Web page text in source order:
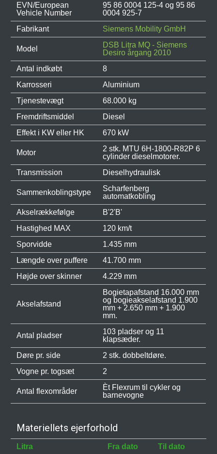
EVN/European
Vehicle Number
95 86 0004 125-4 og 95 86
0004 925-7
Fabrikant
Siemens Mobility GmbH
Model
DSB Litra MQ - Siemens
Desiro årgang 2010
Antal indkøbt
8
Karrosseri
Aluminium
Tjenestevægt
68.000 kg
Fremdriftsmiddel
Diesel
Effekt i KW eller HK
670 kW
Motor
2 stk. MTU 6H-1800-R82P 6
cylinder dieselmotorer.
Transmission
Dieselhydraulisk
Sammenkoblingstype
Scharfenberg
automatkobling
Akselrækkefølge
B'2'B'
Hastighed MAX
120 km/t
Sporvidde
1.435 mm
Længde over puffere
41.700 mm
Højde over skinner
4.229 mm
Akselafstand
Bogietapafstand 16.000 mm
og bogieakselafstand 1.900
mm + 2.650 mm + 1.900
mm.
Antal pladser
103 pladser og 11
klapsæder.
Døre pr. side
2 stk. dobbeltdøre.
Vogne pr. togsæt
2
Antal flexområder
Èt Flexrum til cykler og
barnevogne
Materiellets ejerforhold
Litra Fra dato Til dato